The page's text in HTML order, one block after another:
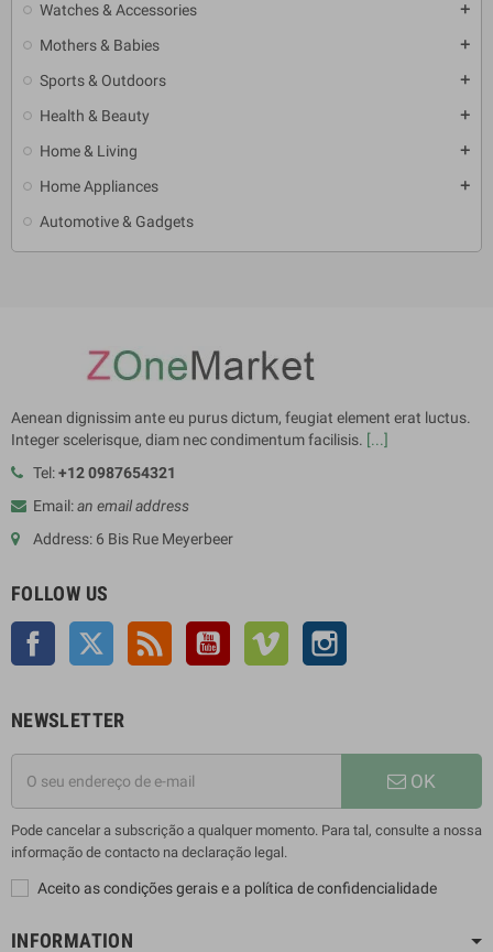
Watches & Accessories add
Mothers & Babies add
Sports & Outdoors add
Health & Beauty add
Home & Living add
Home Appliances add
Automotive & Gadgets
Aenean dignissim ante eu purus dictum, feugiat element erat luctus.
Integer scelerisque, diam nec condimentum facilisis. [...]
Tel:+12 0987654321
Email:an email address
Address: 6 Bis Rue Meyerbeer
FOLLOW US
Facebook Twitter Rss YouTube Vimeo
NEWSLETTER
OK
Pode cancelar a subscrição a qualquer momento. Para tal, consulte a nossa
informação de contacto na declaração legal.
Aceito as condições gerais e a política de confidencialidade
INFORMATION